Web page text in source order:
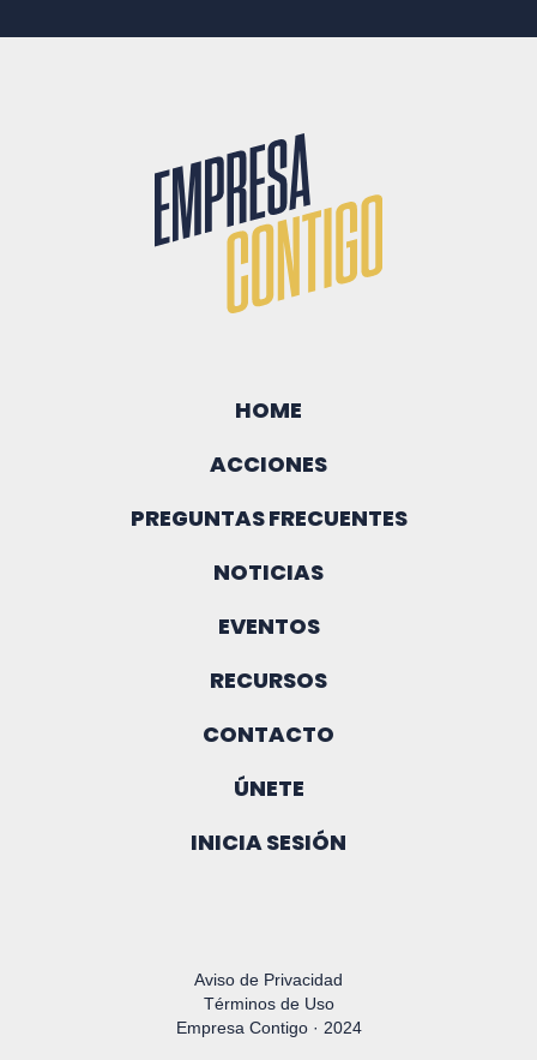
HOME
ACCIONES
PREGUNTAS FRECUENTES
NOTICIAS
EVENTOS
RECURSOS
CONTACTO
ÚNETE
INICIA SESIÓN
Aviso de Privacidad
Términos de Uso
Empresa Contigo · 2024